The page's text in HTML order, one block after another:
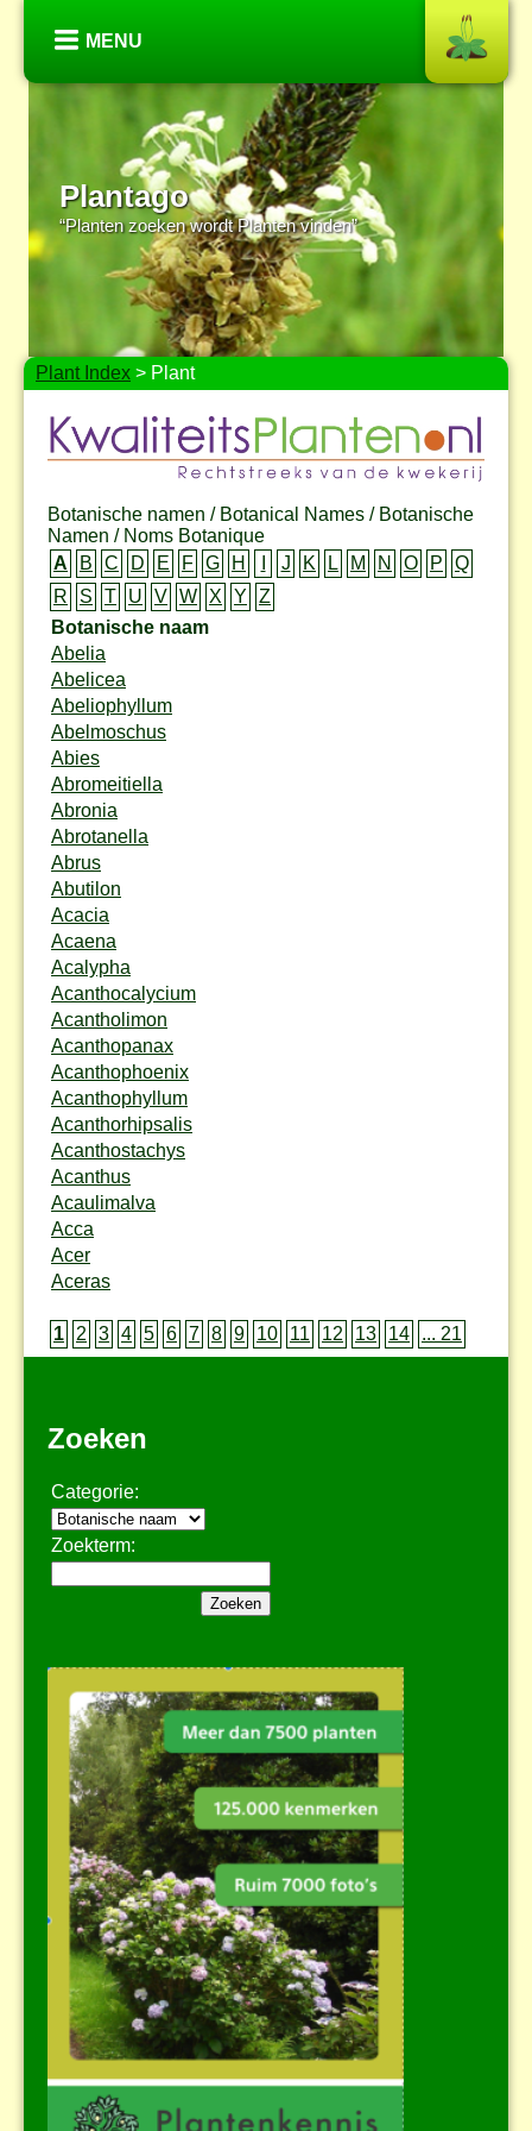
MENU
Plantago
“Planten zoeken wordt Planten vinden”
Plant Index > Plant
Botanische namen / Botanical Names / Botanische
Namen / Noms Botanique
A
B C D E F G H J K L M N O P
Q
R
S T U V W X Y
Z
Botanische naam
Abelia
Abelicea
Abeliophyllum
Abelmoschus
Abies
Abromeitiella
Abronia
Abrotanella
Abrus
Abutilon
Acacia
Acaena
Acalypha
Acanthocalycium
Acantholimon
Acanthopanax
Acanthophoenix
Acanthophyllum
Acanthorhipsalis
Acanthostachys
Acanthus
Acaulimalva
Acca
Acer
Aceras
1 2 3 4 5 6 7 8 9 10 11 12 13 14 ... 21
Zoeken
Categorie:
Zoekterm: